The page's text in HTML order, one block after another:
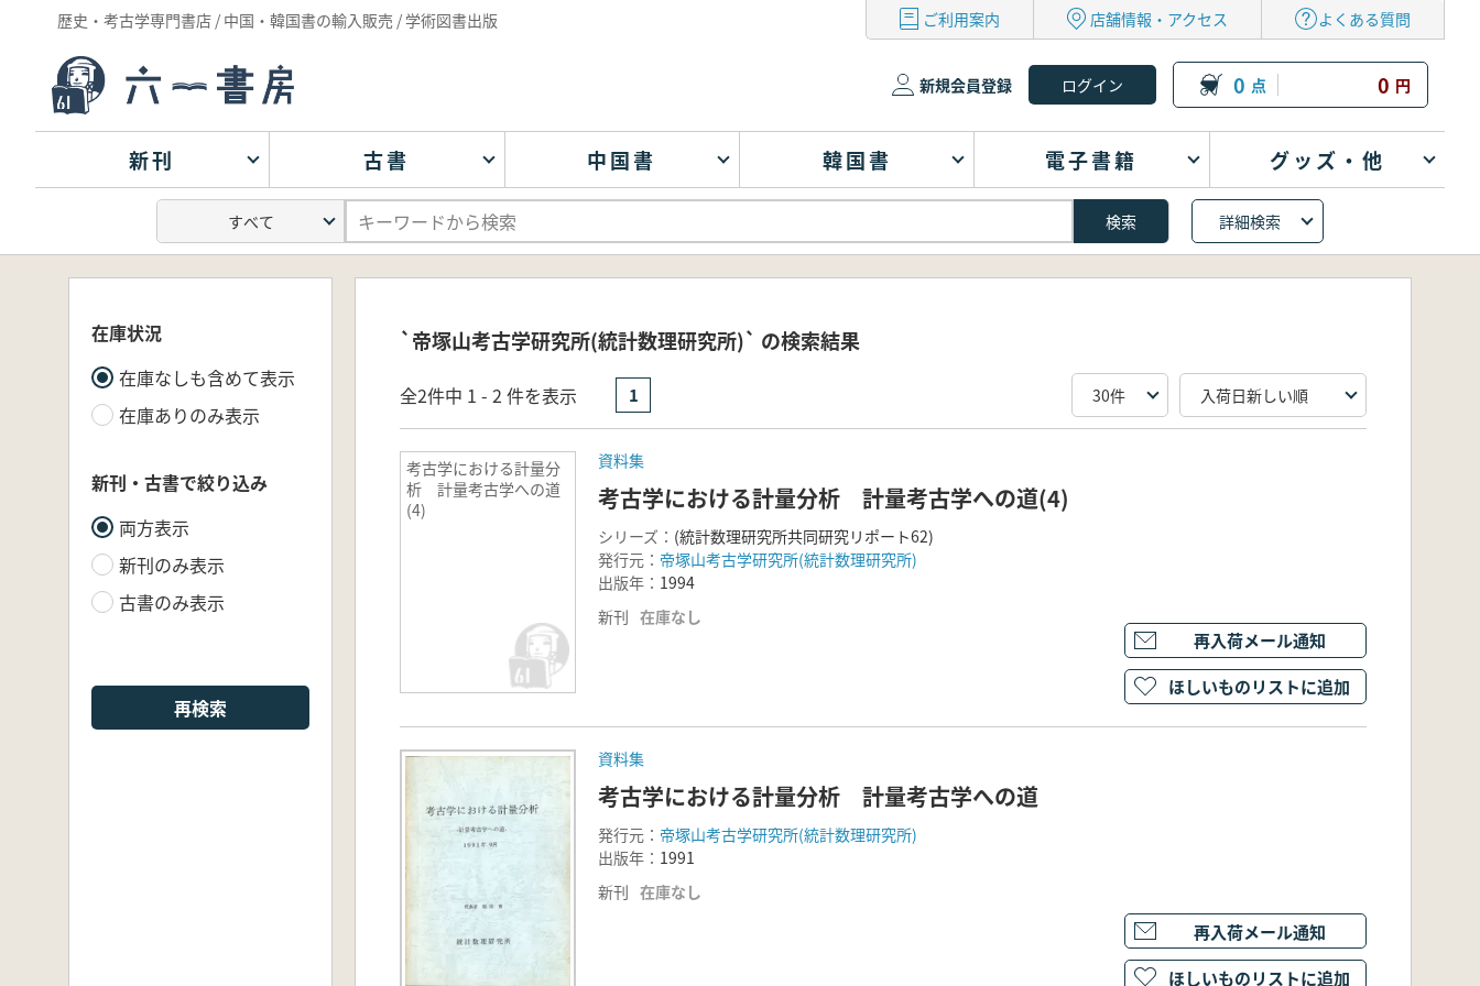
歴史・考古学専門書店 / 中国・韓国書の輸入販売 / 学術図書出版 ご利用案内 店舗情報・アクセス よくある質問
新規会員登録 0 点 0 円
新刊 古書 中国書 韓国書 電子書籍 グッズ・他
詳細検索
在庫状況
在庫なしも含めて表示
在庫ありのみ表示
新刊・古書で絞り込み
両方表示
新刊のみ表示
古書のみ表示
再検索
`帝塚山考古学研究所(統計数理研究所)` の検索結果
全2件中 1 - 2 件を表示 1
考古学における計量分
析 計量考古学への道
(4)
資料集
考古学における計量分析 計量考古学への道(4)
シリーズ： (統計数理研究所共同研究リポート62)
発行元： 帝塚山考古学研究所(統計数理研究所)
出版年： 1994
新刊 在庫なし
再入荷メール通知
ほしいものリストに追加
資料集
考古学における計量分析 計量考古学への道
発行元： 帝塚山考古学研究所(統計数理研究所)
出版年： 1991
新刊 在庫なし
再入荷メール通知
ほしいものリストに追加